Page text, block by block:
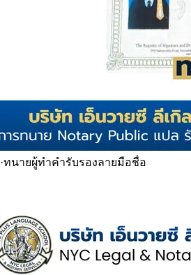
·ทนายผู้ทำคำรับรองลายมือชื่อ